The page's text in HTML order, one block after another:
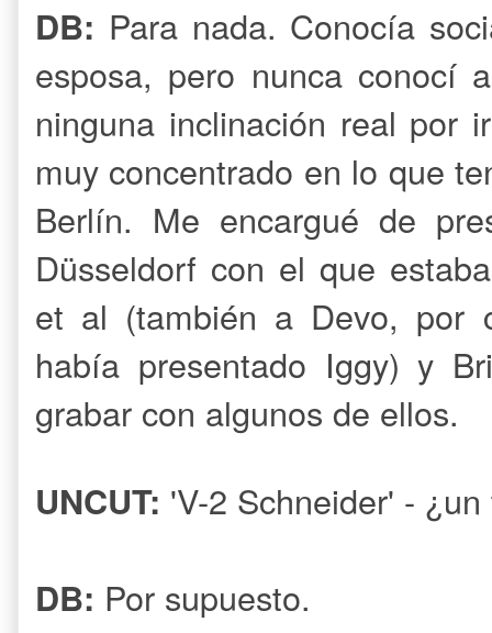
DB: Para nada. Conocía
esposa, pero nunca conocí
ninguna inclinación real por
muy concentrado en lo que
Berlín. Me encargué de
Düsseldorf con el que
et al (también a Devo, por
había presentado Iggy) y
grabar con algunos de ellos.
UNCUT: 'V-2 Schneider' -
DB: Por supuesto.